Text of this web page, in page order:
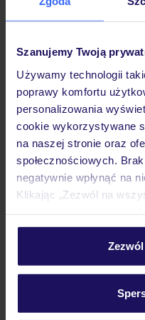
Szanujemy Twoją
Używamy technologii
poprawy komfortu
personalizowania
cookie wykorzystywane
na naszej stronie oraz
społecznościowych.
negatywnie wpłynąć na
Klikając „Zezwól na
personalizować swój
Szczegółowe
Hotel
Wyżywienie
Atrakcje
Często zadawane
Jak zmienić uczestników/